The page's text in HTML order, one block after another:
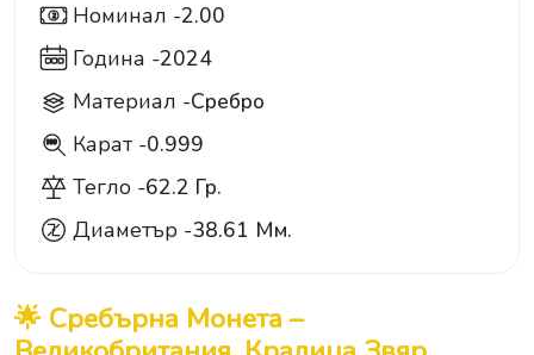
2 Номинал -2.00
Година -2024
Материал -Сребро
999 Карат -0.999
Тегло -62.2 Гр.
Диаметър -38.61 Мм.
🌟 Сребърна Монета –